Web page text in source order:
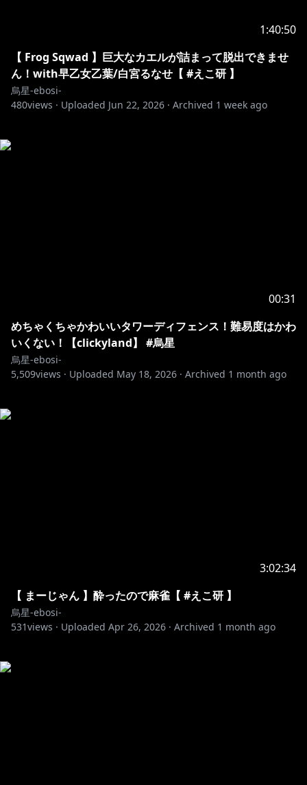
1:40:50
【 Frog Sqwad 】巨大なカエルが詰まって脱出できませ
ん！with早乙女乙葉/白宮るなせ【 #えこ研 】
烏星-ebosi-
480views · Uploaded Jun 22, 2026 · Archived 1 week ago
00:31
めちゃくちゃかわいいタワーディフェンス！難易度はかわ
いくない！【clickyland】 #烏星
烏星-ebosi-
5,509views · Uploaded May 18, 2026 · Archived 1 month ago
3:02:34
【 まーじゃん 】酔ったので麻雀【 #えこ研 】
烏星-ebosi-
531views · Uploaded Apr 26, 2026 · Archived 1 month ago